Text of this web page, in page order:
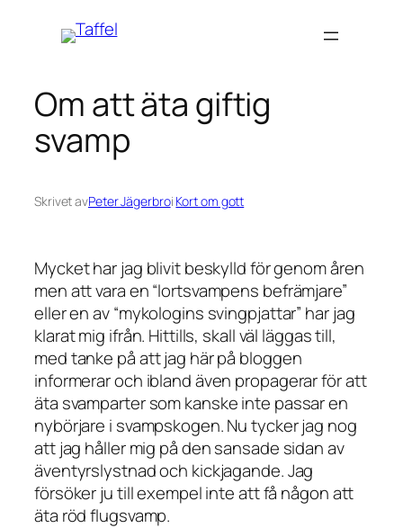
Om att äta giftig
svamp
Skrivet avPeter Jägerbroi Kort om gott
Mycket har jag blivit beskylld för genom åren
men att vara en “lortsvampens befrämjare”
eller en av “mykologins svingpjattar” har jag
klarat mig ifrån. Hittills, skall väl läggas till,
med tanke på att jag här på bloggen
informerar och ibland även propagerar för att
äta svamparter som kanske inte passar en
nybörjare i svampskogen. Nu tycker jag nog
att jag håller mig på den sansade sidan av
äventyrslystnad och kickjagande. Jag
försöker ju till exempel inte att få någon att
äta röd flugsvamp.